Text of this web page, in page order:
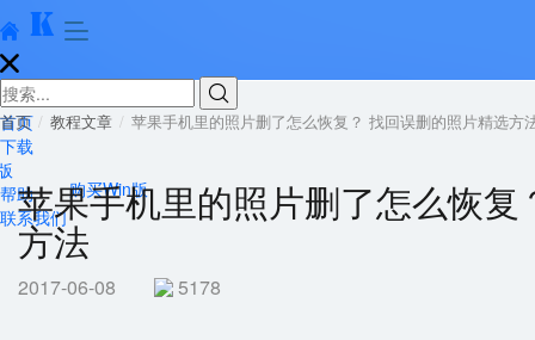
  


首页
下载
购买Win版
帮助
联系我们
首页 教程文章 苹果手机里的照片删了怎么恢复？ 找回误删的照片精选方
苹果手机里的照片删了怎么恢
方法
2017-06-08 5178